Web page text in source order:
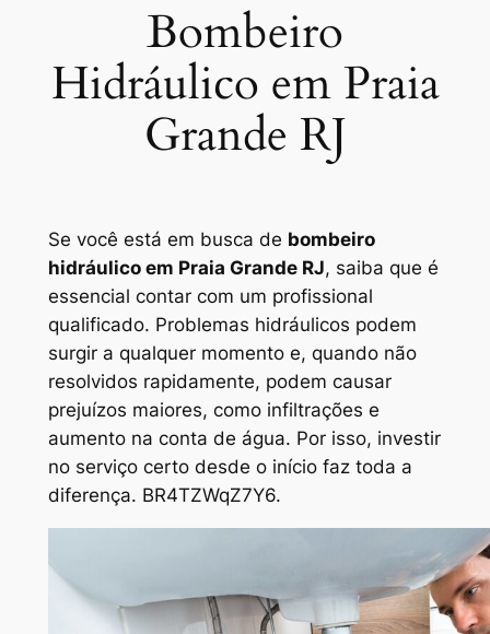
Bombeiro
Hidráulico em Praia
Grande RJ
Se você está em busca de bombeiro
hidráulico em Praia Grande RJ, saiba que é
essencial contar com um profissional
qualificado. Problemas hidráulicos podem
surgir a qualquer momento e, quando não
resolvidos rapidamente, podem causar
prejuízos maiores, como infiltrações e
aumento na conta de água. Por isso, investir
no serviço certo desde o início faz toda a
diferença. BR4TZWqZ7Y6.